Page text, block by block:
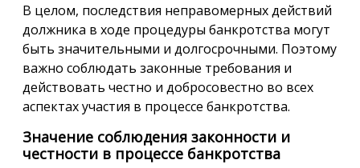
В целом, последствия неправомерных действий
должника в ходе процедуры банкротства могут
быть значительными и долгосрочными. Поэтому
важно соблюдать законные требования и
действовать честно и добросовестно во всех
аспектах участия в процессе банкротства.
Значение соблюдения законности и
честности в процессе банкротства